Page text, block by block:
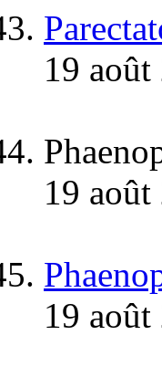
19 août
19 août
19 août